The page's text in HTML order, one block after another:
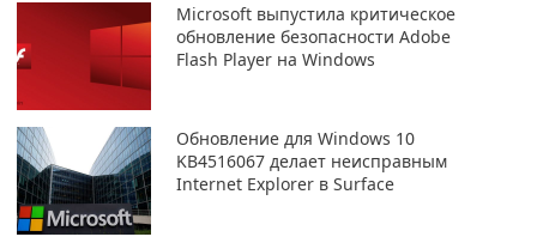
Microsoft выпустила критическое
обновление безопасности Adobe
Flash Player на Windows
Обновление для Windows 10
KB4516067 делает неисправным
Internet Explorer в Surface